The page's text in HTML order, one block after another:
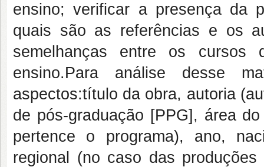
ensino; verificar a presença da
quais são as referências e os
semelhanças entre os
ensino.Para análise desse
aspectos:título da obra, autoria
de pós-graduação [PPG], área
pertence o programa), ano,
regional (no caso das